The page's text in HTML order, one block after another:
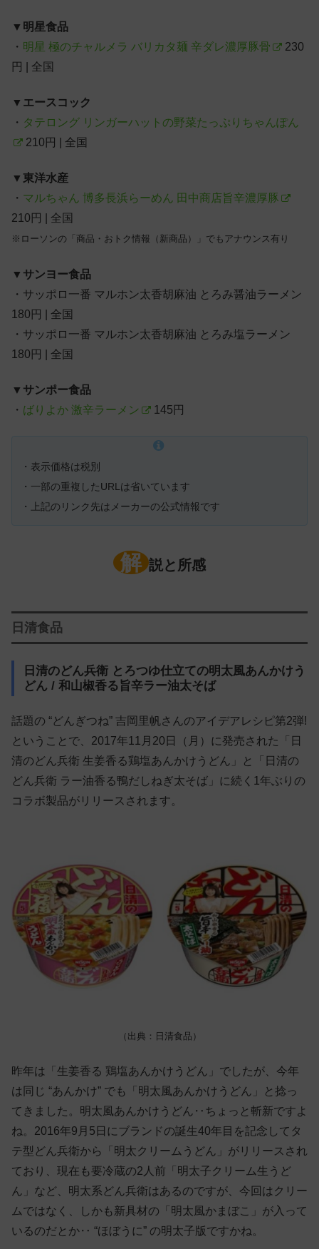
▼ 明星食品
・ 明星 極のチャルメラ バリカタ麺 辛ダレ濃厚豚骨
230
円 | 全国
▼ エースコック
・ タテロング リンガーハットの野菜たっぷりちゃんぽん
210円 | 全国
▼ 東洋水産
・ マルちゃん 博多長浜らーめん 田中商店旨辛濃厚豚
210円 | 全国
※ローソンの「商品・おトク情報（新商品）」でもアナウンス有り
▼ サンヨー食品
・サッポロ一番 マルホン太香胡麻油 とろみ醤油ラーメン
180円 | 全国
・サッポロ一番 マルホン太香胡麻油 とろみ塩ラーメン
180円 | 全国
▼ サンポー食品
・ ばりよか 激辛ラーメン 145円
・表示価格は税別
・一部の重複したURLは省いています
・上記のリンク先はメーカーの公式情報です
解 説と所感
日清食品
日清のどん兵衛 とろつゆ仕立ての明太風あんかけう
どん / 和山椒香る旨辛ラー油太そば
話題の “どんぎつね” 吉岡里帆さんのアイデアレシピ第2弾!
ということで、2017年11月20日（月）に発売された「日
清のどん兵衛 生姜香る鶏塩あんかけうどん」と「日清の
どん兵衛 ラー油香る鴨だしねぎ太そば」に続く1年ぶりの
コラボ製品がリリースされます。
（出典：日清食品）
昨年は「生姜香る 鶏塩あんかけうどん」でしたが、今年
は同じ “あんかけ” でも「明太風あんかけうどん」と捻っ
てきました。明太風あんかけうどん‥ちょっと斬新ですよ
ね。2016年9月5日にブランドの誕生40年目を記念してタ
テ型どん兵衛から「明太クリームうどん」がリリースされ
ており、現在も要冷蔵の2人前「明太子クリーム生うど
ん」など、明太系どん兵衛はあるのですが、今回はクリー
ムではなく、しかも新具材の「明太風かまぼこ」が入って
いるのだとか‥ “ほぼうに” の明太子版ですかね。